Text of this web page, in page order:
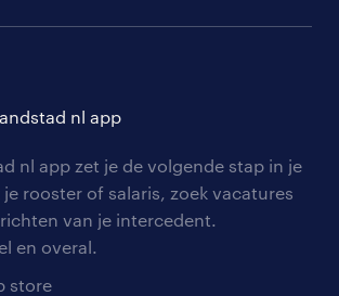
nl app
nl app zet je de volgende stap in je
je rooster of salaris, zoek vacatures
van je intercedent.
en overal.
store